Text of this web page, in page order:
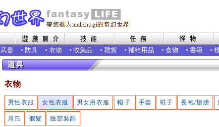
武器 • 防具 • 衣物 • 收集品 • 雜貨 • 補給用品 • 食物 • 書籍 •
衣物
男性衣服 女性衣服 男女用衣服 帽子 手套 鞋子 長袍/翅膀
尾巴 假髮 臉部裝飾